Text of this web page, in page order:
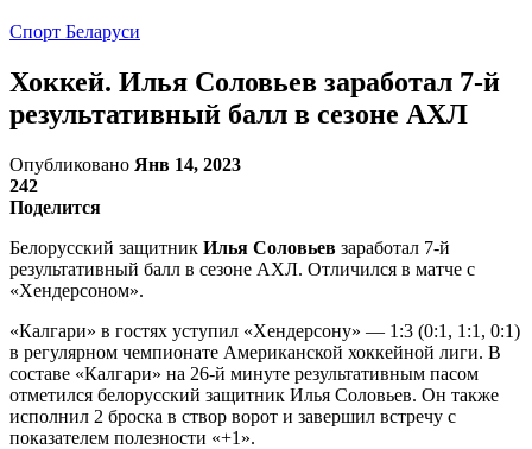
Спорт Беларуси
Хоккей. Илья Соловьев заработал 7-й
результативный балл в сезоне АХЛ
Опубликовано Янв 14, 2023
242
Поделится
Белорусский защитник Илья Соловьев заработал 7-й
результативный балл в сезоне АХЛ. Отличился в матче с
«Хендерсоном».
«Калгари» в гостях уступил «Хендерсону» — 1:3 (0:1, 1:1, 0:1)
в регулярном чемпионате Американской хоккейной лиги. В
составе «Калгари» на 26-й минуте результативным пасом
отметился белорусский защитник Илья Соловьев. Он также
исполнил 2 броска в створ ворот и завершил встречу с
показателем полезности «+1».